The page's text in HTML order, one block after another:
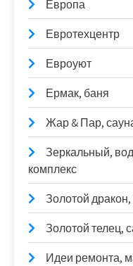
Европа
Евротехцентр
Евроуют
Ермак, баня
Жар & Пар,
Зеркальный,
комплекс
Золотой
Золотой телец,
Идеи ремонта,